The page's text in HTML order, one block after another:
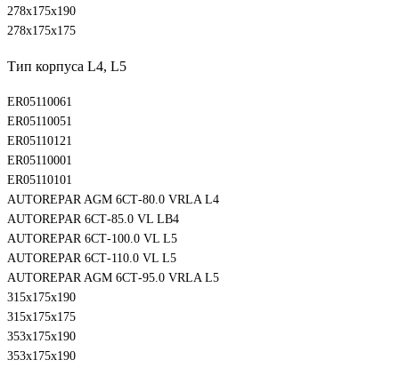
278х175х190
278х175х175
Тип корпуса L4, L5
ER05110061
ER05110051
ER05110121
ER05110001
ER05110101
AUTOREPAR AGM 6СТ-80.0 VRLA L4
AUTOREPAR 6СТ-85.0 VL LB4
AUTOREPAR 6СТ-100.0 VL L5
AUTOREPAR 6СТ-110.0 VL L5
AUTOREPAR AGM 6СТ-95.0 VRLA L5
315х175х190
315х175х175
353х175х190
353х175х190